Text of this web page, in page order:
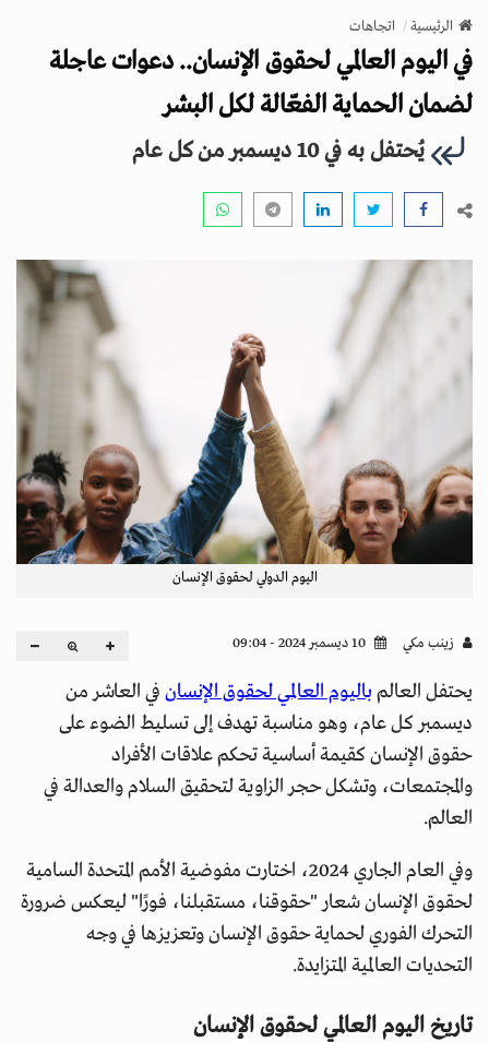
v
i
g
i
الرئيسية اتجاهات
في اليوم العالمي لحقوق الإنسان.. دعوات عاجلة
لضمان الحماية الفعّالة لكل البشر
يُحتفل به في 10 ديسمبر من كل عام
اليوم الدولي لحقوق الإنسان
زينب مكي
يحتفل العالم باليوم العالمي لحقوق الإنسان في العاشر من
ديسمبر كل عام، وهو مناسبة تهدف إلى تسليط الضوء على
حقوق الإنسان كقيمة أساسية تحكم علاقات الأفراد
والمجتمعات، وتشكل حجر الزاوية لتحقيق السلام والعدالة في
العالم.
وفي العام الجاري 2024، اختارت مفوضية الأمم المتحدة السامية
لحقوق الإنسان شعار "حقوقنا، مستقبلنا، فورًا" ليعكس ضرورة
التحرك الفوري لحماية حقوق الإنسان وتعزيزها في وجه
التحديات العالمية المتزايدة.
تاريخ اليوم العالمي لحقوق الإنسان